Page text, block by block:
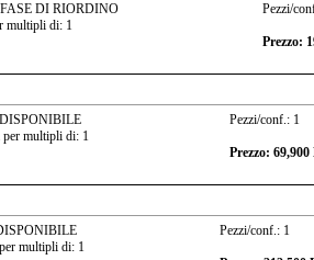
DI RIORDINO
Pezzi/
multipli di: 1
Prezzo:
Pezzi/conf.: 1
multipli di: 1
Prezzo:
Pezzi/conf.: 1
multipli di: 1